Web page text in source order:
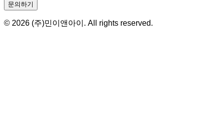
문의하기
© 2026 (주)민이앤아이. All rights reserved.